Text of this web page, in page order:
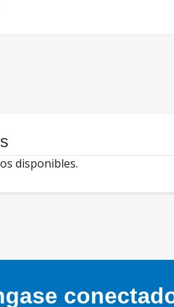
disponibles.